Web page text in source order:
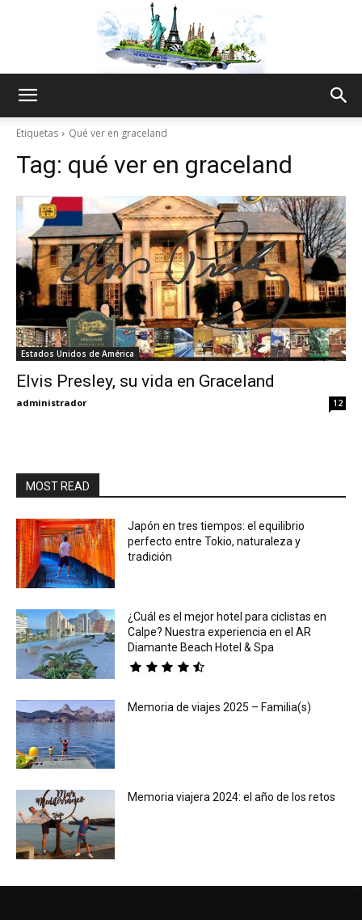
World
Thru
My
Etiquetas Qué ver en graceland
Tag: qué ver en graceland
Estados Unidos de América
Elvis Presley, su vida en Graceland
administrador 12
MOST READ
Japón en tres tiempos: el equilibrio
perfecto entre Tokio, naturaleza y
tradición
¿Cuál es el mejor hotel para ciclistas en
Calpe? Nuestra experiencia en el AR
Diamante Beach Hotel & Spa
Memoria de viajes 2025 – Familia(s)
Memoria viajera 2024: el año de los retos